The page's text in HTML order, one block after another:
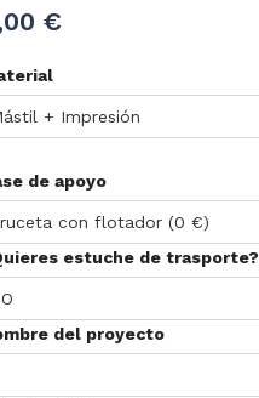
€
de apoyo
estuche de trasporte?
del proyecto